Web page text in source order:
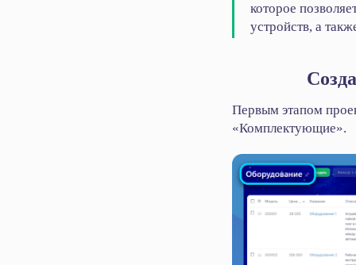
которое
устройств, а
Первым этапом
«Комплектующие».